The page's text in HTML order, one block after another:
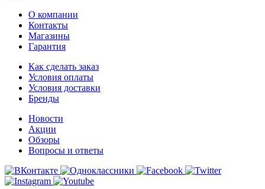
О компании
Контакты
Магазины
Гарантия
Как сделать заказ
Условия оплаты
Условия доставки
Бренды
Новости
Акции
Обзоры
Вопросы и ответы